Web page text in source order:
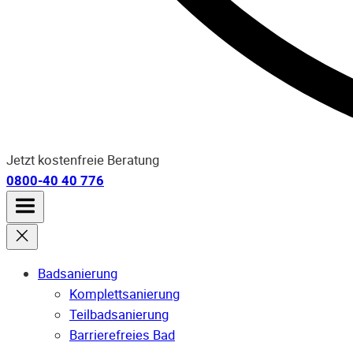
Jetzt kostenfreie Beratung
0800-40 40 776
Badsanierung
Komplettsanierung
Teilbadsanierung
Barrierefreies Bad